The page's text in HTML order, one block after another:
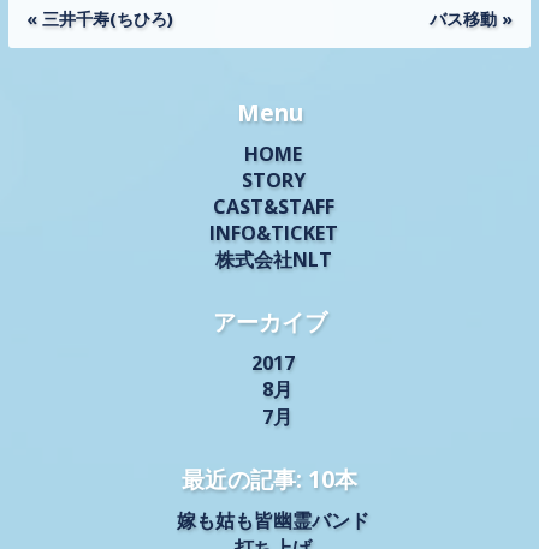
バス移動 »
« 三井千寿(ちひろ)
Menu
HOME
STORY
CAST&STAFF
INFO&TICKET
株式会社NLT
アーカイブ
2017
8月
7月
最近の記事: 10本
嫁も姑も皆幽霊バンド